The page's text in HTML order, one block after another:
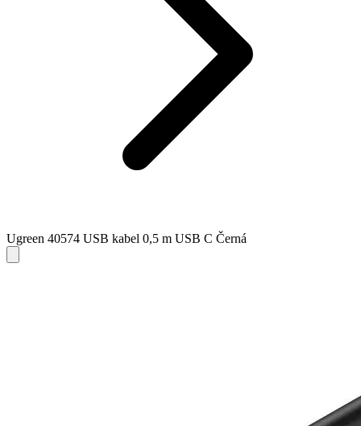
Ugreen 40574 USB kabel 0,5 m USB C Černá